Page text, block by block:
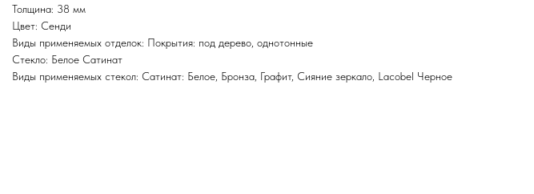
Толщина: 38 мм
Цвет: Сенди
Виды применяемых отделок: Покрытия: под дерево, однотонные
Стекло: Белое Сатинат
Виды применяемых стекол: Сатинат: Белое, Бронза, Графит, Сияние зеркало, Lacobel Черное